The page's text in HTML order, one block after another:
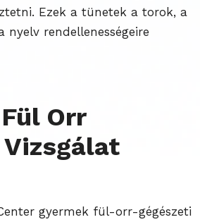
Ezek a tünetek a torok, a
nyelv rendellenességeire
Orr
Vizsgálat
gyermek fül-orr-gégészeti